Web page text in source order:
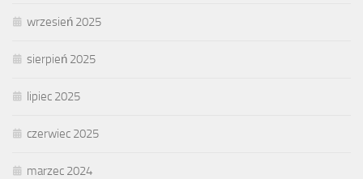
wrzesień 2025
sierpień 2025
lipiec 2025
czerwiec 2025
marzec 2024